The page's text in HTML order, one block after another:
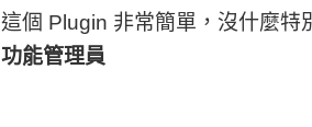
這個 Plugin 非常簡單，沒什麼特
功能管理員